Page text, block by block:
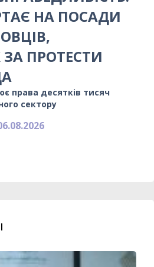
НА ПОСАДИ
ПРОТЕСТИ
права десятків тисяч
сектору